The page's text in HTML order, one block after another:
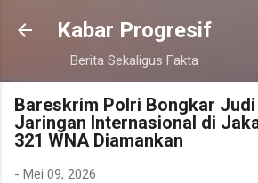
Langsung ke konten
Kabar Progresif
Berita Sekaligus Fakta
Bareskrim Polri Bongkar Judi
Jaringan Internasional di
321 WNA Diamankan
- Mei 09, 2026